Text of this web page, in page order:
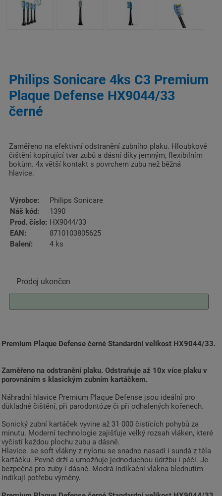
Philips Sonicare 4ks C3 Premium
Plaque Defense HX9044/33
černé
Zaměřeno na efektivní odstranění zubního plaku. Hloubkové
čištění kopírující tvar zubů a dásní díky jemným, flexibilním
bokům. 4x větší kontakt s povrchem zubu než běžná
hlavice.
Výrobce:
Philips Sonicare
Náš kód:
1390
Prod. číslo: HX9044/33
EAN:
8710103805625
Balení:
4 ks
Prodej ukončen
Premium Plaque Defense černé Standardní velikost HX9044/33.
Zaměřeno na odstranění plaku. Odstraňuje až 10x více plaku v
porovnáním s klasickým zubním kartáčkem.
Náhradní hlavice Premium Plaque Defense jsou ideální pro
důkladné čištění, při parodontóze či při odhalených kořenech.
Sonický zubní kartáček vyvine až 31 000 čistících pohybů za
minutu. Moderní technologie zajišťuje velký rozsah vláken, které
vyčistí každou plochu zubu a dásně.
Hlavice se soft vlákny z nylonu se snadno nasadí i sundá z těla
kartáčku. Pevně drží a umožňuje jednoduchou údržbu i péči. Je
bezpečná pro zuby i dásně. Modrá indikační vlákna blednutím
indikují potřebu výměny.